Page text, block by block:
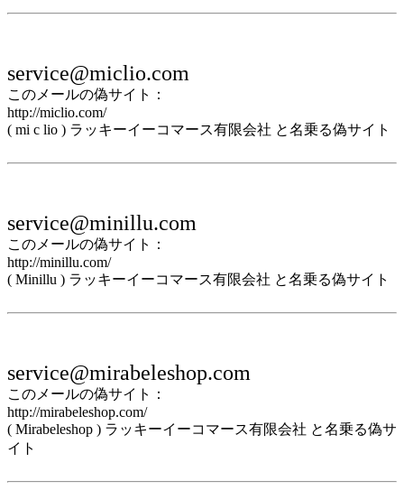
service@miclio.com
このメールの偽サイト：
http://miclio.com/
( mi c lio ) ラッキーイーコマース有限会社 と名乗る偽サイト
service@minillu.com
このメールの偽サイト：
http://minillu.com/
( Minillu ) ラッキーイーコマース有限会社 と名乗る偽サイト
service@mirabeleshop.com
このメールの偽サイト：
http://mirabeleshop.com/
( Mirabeleshop ) ラッキーイーコマース有限会社 と名乗る偽サ
イト